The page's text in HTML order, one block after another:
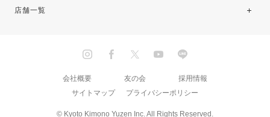
店舗一覧
© Kyoto Kimono Yuzen Inc. All Rights Reserved.
会社概要 友の会
採用情報
サイトマップ
プライバシーポリシー